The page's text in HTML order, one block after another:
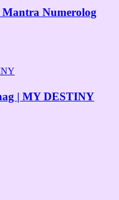
Numerolog
| MY DESTINY